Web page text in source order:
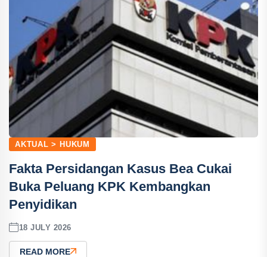
AKTUAL > HUKUM
Fakta Persidangan Kasus Bea Cukai
Buka Peluang KPK Kembangkan
Penyidikan
18 JULY 2026
READ MORE